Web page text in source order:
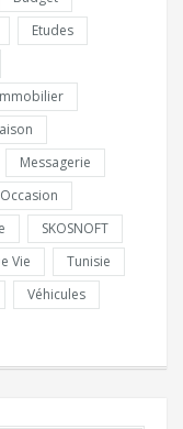
Etudes
Messagerie
Occasion
SKOSNOFT
Vie
Tunisie
Véhicules